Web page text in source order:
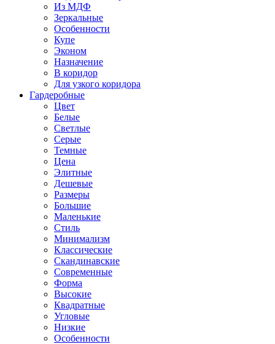
Из МДФ
Зеркальные
Особенности
Купе
Эконом
Назначение
В коридор
Для узкого коридора
Гардеробные
Цвет
Белые
Светлые
Серые
Темные
Цена
Элитные
Дешевые
Размеры
Большие
Маленькие
Стиль
Минимализм
Классические
Скандинавские
Современные
Форма
Высокие
Квадратные
Угловые
Низкие
Особенности